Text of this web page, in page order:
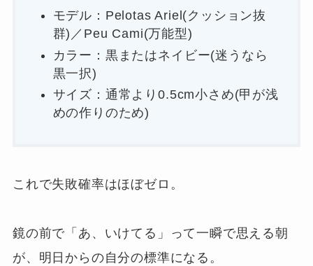
モデル：Pelotas Ariel(クッション抜
群)／Peu Cami(万能型)
カラー：黒またはネイビー(迷うなら
黒一択)
サイズ：通常より0.5cm小さめ(甲が浅
めの作りのため)
これで失敗確率はほぼゼロ。
鏡の前で「あ、いけてる」って一瞬で思える朝
が、明日からの自分の標準になる。